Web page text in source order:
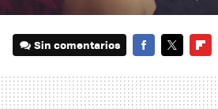
Sin comentarios